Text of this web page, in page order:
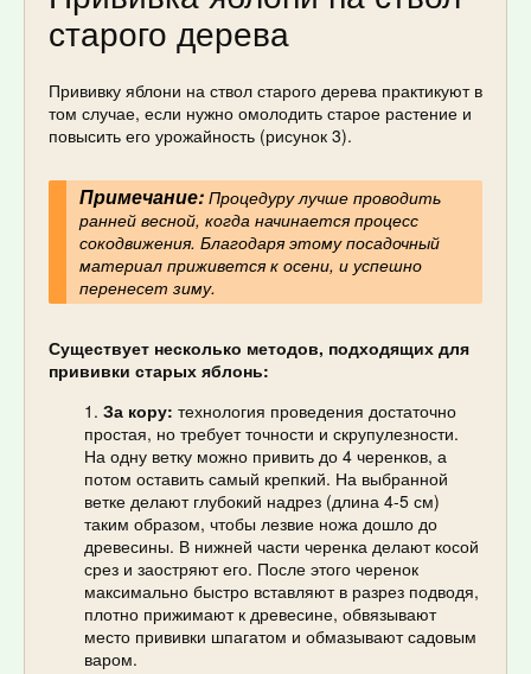
старого дерева
Прививку яблони на ствол старого дерева практикуют в
том случае, если нужно омолодить старое растение и
повысить его урожайность (рисунок 3).
Примечание:Процедуру лучше проводить
ранней весной, когда начинается процесс
сокодвижения. Благодаря этому посадочный
материал приживется к осени, и успешно
перенесет зиму.
Существует несколько методов, подходящих для
прививки старых яблонь:
За кору: технология проведения достаточно
простая, но требует точности и скрупулезности.
На одну ветку можно привить до 4 черенков, а
потом оставить самый крепкий. На выбранной
ветке делают глубокий надрез (длина 4-5 см)
таким образом, чтобы лезвие ножа дошло до
древесины. В нижней части черенка делают косой
срез и заостряют его. После этого черенок
максимально быстро вставляют в разрез подводя,
плотно прижимают к древесине, обвязывают
место прививки шпагатом и обмазывают садовым
варом.